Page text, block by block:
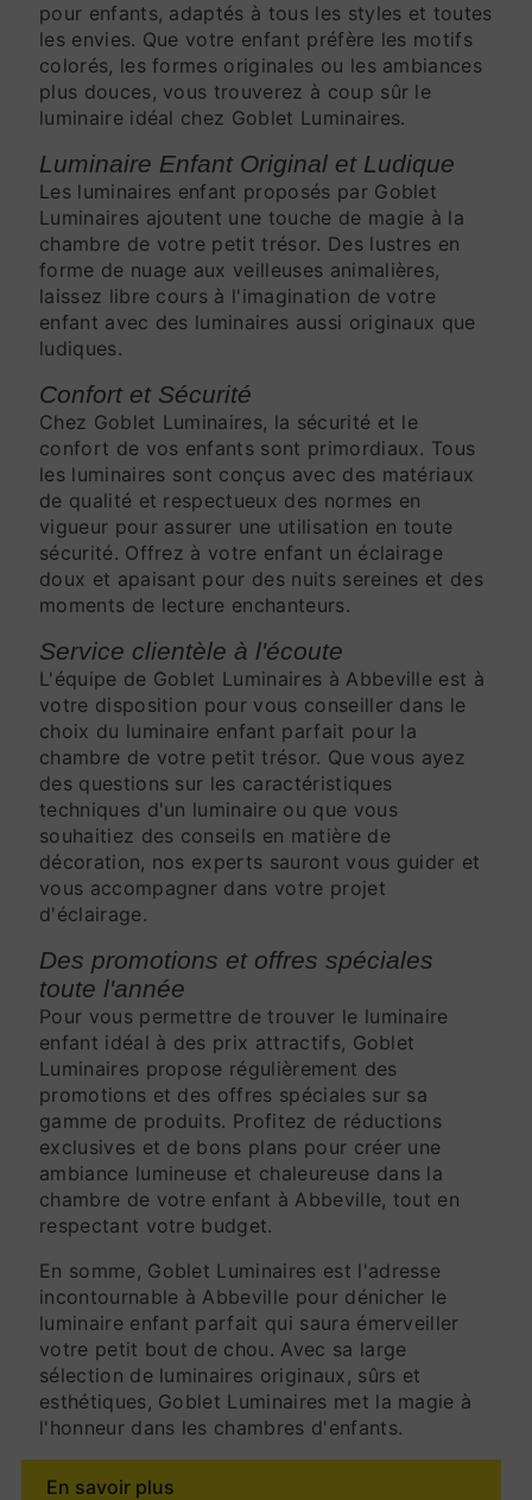
pour enfants, adaptés à tous les styles et toutes
les envies. Que votre enfant préfère les motifs
colorés, les formes originales ou les ambiances
plus douces, vous trouverez à coup sûr le
luminaire idéal chez Goblet Luminaires.
Luminaire Enfant Original et Ludique
Les luminaires enfant proposés par Goblet
Luminaires ajoutent une touche de magie à la
chambre de votre petit trésor. Des lustres en
forme de nuage aux veilleuses animalières,
laissez libre cours à l'imagination de votre
enfant avec des luminaires aussi originaux que
ludiques.
Confort et Sécurité
Chez Goblet Luminaires, la sécurité et le
confort de vos enfants sont primordiaux. Tous
les luminaires sont conçus avec des matériaux
de qualité et respectueux des normes en
vigueur pour assurer une utilisation en toute
sécurité. Offrez à votre enfant un éclairage
doux et apaisant pour des nuits sereines et des
moments de lecture enchanteurs.
Service clientèle à l'écoute
L'équipe de Goblet Luminaires à Abbeville est à
votre disposition pour vous conseiller dans le
choix du luminaire enfant parfait pour la
chambre de votre petit trésor. Que vous ayez
des questions sur les caractéristiques
techniques d'un luminaire ou que vous
souhaitiez des conseils en matière de
décoration, nos experts sauront vous guider et
vous accompagner dans votre projet
d'éclairage.
Des promotions et offres spéciales
toute l'année
Pour vous permettre de trouver le luminaire
enfant idéal à des prix attractifs, Goblet
Luminaires propose régulièrement des
promotions et des offres spéciales sur sa
gamme de produits. Profitez de réductions
exclusives et de bons plans pour créer une
ambiance lumineuse et chaleureuse dans la
chambre de votre enfant à Abbeville, tout en
respectant votre budget.
En somme, Goblet Luminaires est l'adresse
incontournable à Abbeville pour dénicher le
luminaire enfant parfait qui saura émerveiller
votre petit bout de chou. Avec sa large
sélection de luminaires originaux, sûrs et
esthétiques, Goblet Luminaires met la magie à
l'honneur dans les chambres d'enfants.
En savoir plus